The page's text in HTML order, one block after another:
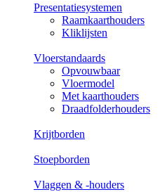
Presentatiesystemen
Raamkaarthouders
Kliklijsten
Vloerstandaards
Opvouwbaar
Vloermodel
Met kaarthouders
Draadfolderhouders
Krijtborden
Stoepborden
Vlaggen & -houders